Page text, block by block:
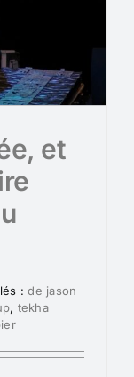
et
:de jason
, tekha